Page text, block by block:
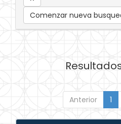
Comenzar nueva
Anterior 1